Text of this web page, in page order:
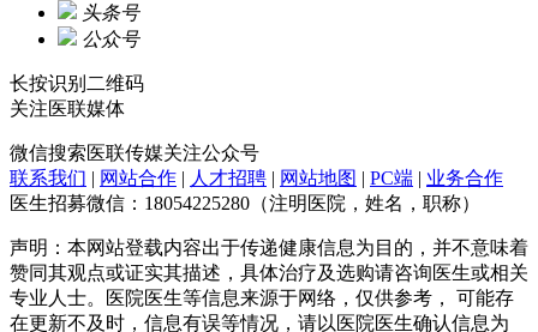
头条号
公众号
长按识别二维码
关注医联媒体
微信搜索医联传媒关注公众号
联系我们 | 网站合作 | 人才招聘 | 网站地图 | PC端 | 业务合作
医生招募微信：18054225280（注明医院，姓名，职称）
声明：本网站登载内容出于传递健康信息为目的，并不意味着
赞同其观点或证实其描述，具体治疗及选购请咨询医生或相关
专业人士。医院医生等信息来源于网络，仅供参考， 可能存
在更新不及时，信息有误等情况，请以医院医生确认信息为